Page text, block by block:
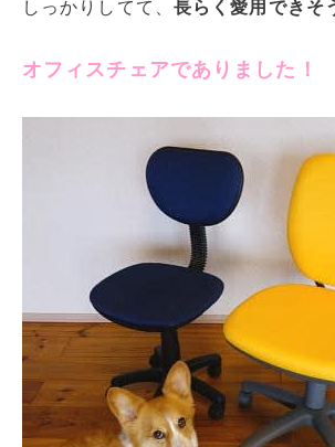
しっかりしてて、 長らく愛用できそ
オフィスチェアでありました！